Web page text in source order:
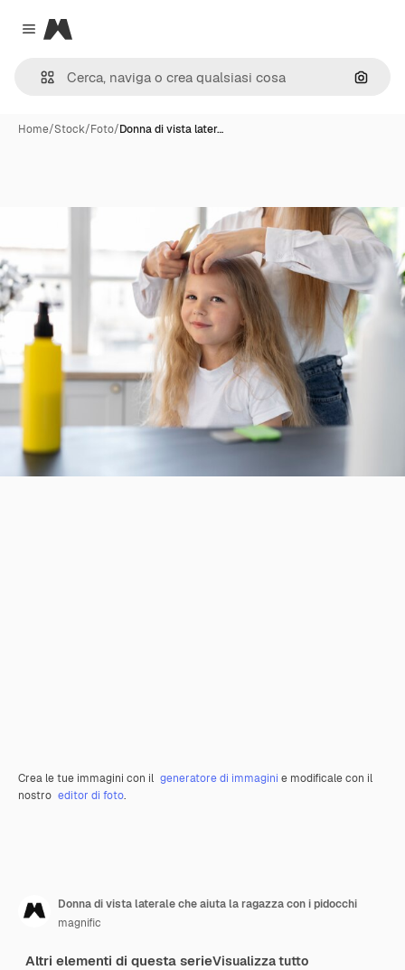
Close menu
Magnific
Cerca
Home/Stock/Foto/Donna di vista later…
Crea le tue immagini con il generatore di immagini e modificale con il
nostro editor di foto.
Donna di vista laterale che aiuta la ragazza con i pidocchi
magnific
Altri elementi di questa serieVisualizza tutto